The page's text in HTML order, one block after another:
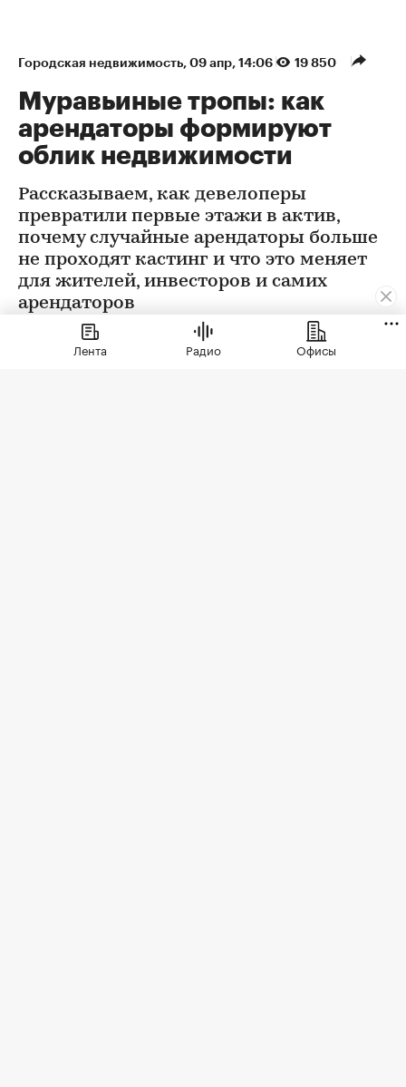
Городская недвижимость⁠, 09 апр, 14:06 19 850
Муравьиные тропы: как
арендаторы формируют
облик недвижимости
Рассказываем, как девелоперы
превратили первые этажи в актив,
почему случайные арендаторы больше
не проходят кастинг и что это меняет
для жителей, инвесторов и самих
арендаторов
Лента Радио Офисы